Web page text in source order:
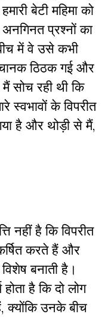
बेटी महिमा को
प्रश्नों का
में वे उसे कभी
ठिठक गई और
सोच रही थी कि
स्वभावों के विपरीत
है और थोड़ी से मैं,
नहीं है कि विपरीत
करते हैं और
बनाती है।
है कि दो लोग
क्योंकि उनके बीच